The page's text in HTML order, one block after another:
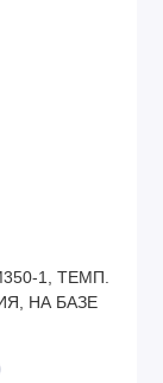
1, ТЕМП.
НА БАЗЕ